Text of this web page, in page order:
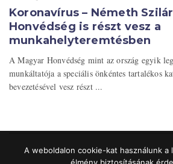
Koronavírus – Németh
Honvédség is részt vesz a
munkahelyteremtésben
A Magyar Honvédség mint az ország egyik
munkáltatója a speciális önkéntes tartalékos
bevezetésével vesz részt ...
A weboldalon cookie-kat használunk a
élmény biztosításának